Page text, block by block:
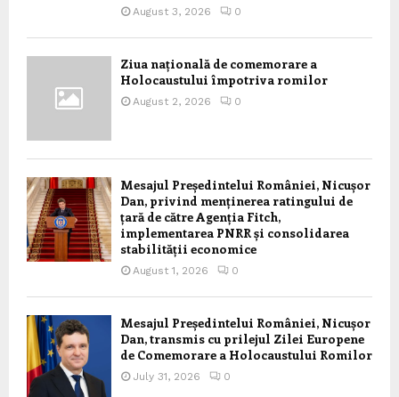
August 3, 2026 0
Ziua națională de comemorare a
Holocaustului împotriva romilor
August 2, 2026 0
Mesajul Președintelui României, Nicușor
Dan, privind menținerea ratingului de
țară de către Agenția Fitch,
implementarea PNRR și consolidarea
stabilității economice
August 1, 2026 0
Mesajul Președintelui României, Nicușor
Dan, transmis cu prilejul Zilei Europene
de Comemorare a Holocaustului Romilor
July 31, 2026 0